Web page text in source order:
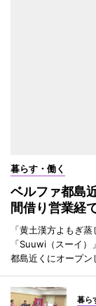
暮らす・働く
ベルファ都島
間借り営業経
「黄土漢方よもぎ
「Suuwi（スーイ
都島近くにオープン
暮ら